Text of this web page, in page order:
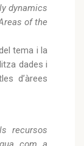
dynamics
of the
tema i la
dades i
d’àrees
recursos